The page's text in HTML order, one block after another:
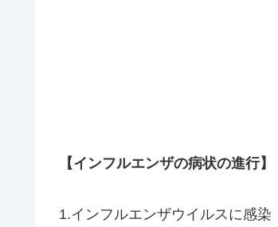
【インフルエンザの病状の進行】
1.インフルエンザウイルスに感染